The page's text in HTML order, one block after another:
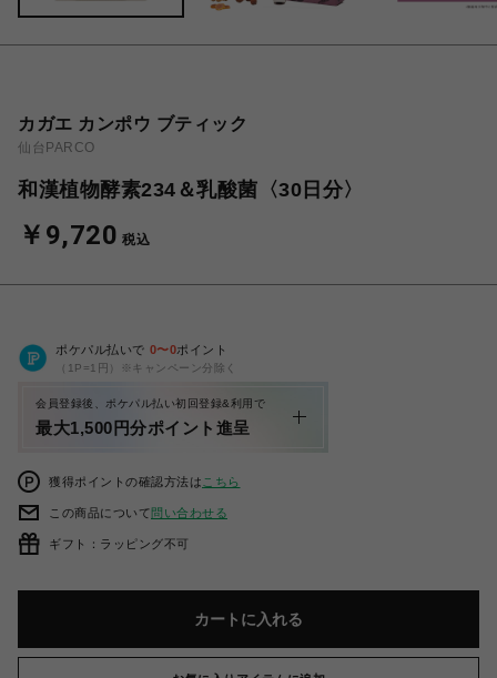
カガエ カンポウ ブティック
仙台PARCO
和漢植物酵素234＆乳酸菌〈30日分〉
￥9,720 税込
ポケパル払いで 0〜0ポイント
（1P=1円）※キャンペーン分除く
会員登録後、ポケパル払い初回登録&利用で
最大1,500円分ポイント進呈
獲得ポイントの確認方法は こちら
この商品について問い合わせる
ギフト：ラッピング不可
カートに入れる